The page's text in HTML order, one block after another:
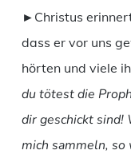
►Christus
dass er vor uns
hörten und viele
du tötest die
dir geschickt
mich sammeln,